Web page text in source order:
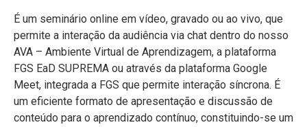
É um seminário online em vídeo, gravado ou ao vivo, que
permite a interação da audiência via chat dentro do nosso
AVA – Ambiente Virtual de Aprendizagem, a plataforma
FGS EaD SUPREMA ou através da plataforma Google
Meet, integrada a FGS que permite interação síncrona. É
um eficiente formato de apresentação e discussão de
conteúdo para o aprendizado contínuo, constituindo-se um